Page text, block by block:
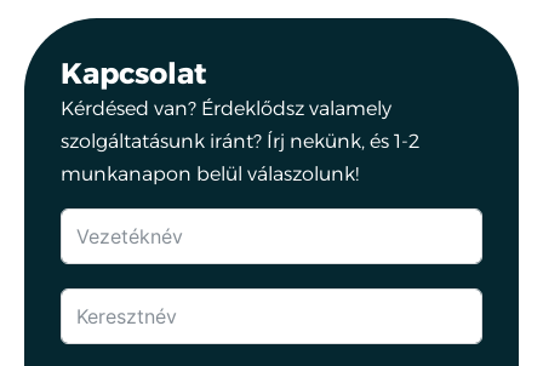
Kapcsolat
Kérdésed van? Érdeklődsz valamely
szolgáltatásunk iránt? Írj nekünk, és 1-2
munkanapon belül válaszolunk!